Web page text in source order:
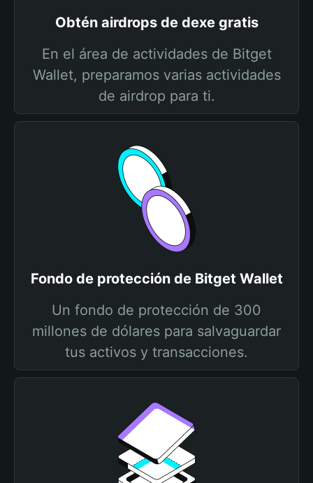
Obtén airdrops de dexe gratis
En el área de actividades de Bitget
Wallet, preparamos varias actividades
de airdrop para ti.
Fondo de protección de Bitget Wallet
Un fondo de protección de 300
millones de dólares para salvaguardar
tus activos y transacciones.